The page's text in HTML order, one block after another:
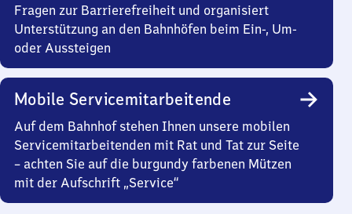
Fragen zur Barrierefreiheit und organisiert
Unterstützung an den Bahnhöfen beim Ein-, Um-
oder Aussteigen
Mobile Servicemitarbeitende
Auf dem Bahnhof stehen Ihnen unsere mobilen
Servicemitarbeitenden mit Rat und Tat zur Seite
– achten Sie auf die burgundy farbenen Mützen
mit der Aufschrift „Service“